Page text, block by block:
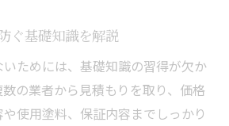
ぐ基礎知識を解説
ためには、基礎知識の習得が欠か
の業者から見積もりを取り、価格
使用塗料、保証内容までしっかり